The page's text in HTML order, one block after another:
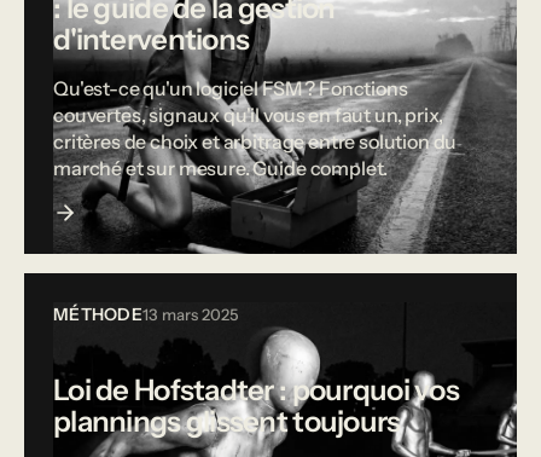
: le guide de la gestion
d'interventions
Qu'est-ce qu'un logiciel FSM ? Fonctions
couvertes, signaux qu'il vous en faut un, prix,
critères de choix et arbitrage entre solution du
marché et sur mesure. Guide complet.
MÉTHODE13 mars 2025
Loi de Hofstadter : pourquoi vos
plannings glissent toujours